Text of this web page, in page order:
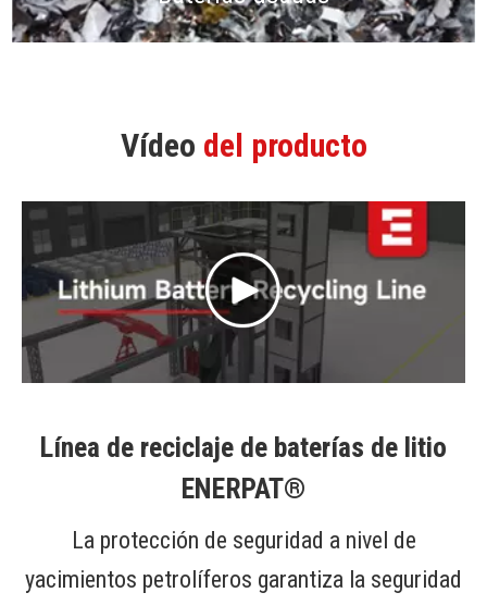
Vídeo del producto
Línea de reciclaje de baterías de litio
ENERPAT®
La protección de seguridad a nivel de
yacimientos petrolíferos garantiza la seguridad